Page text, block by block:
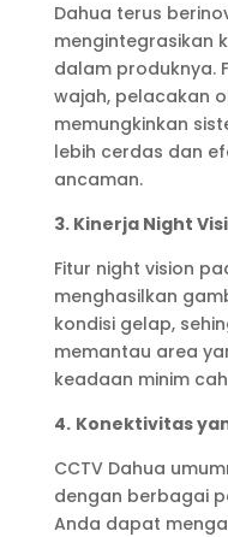
Dahua terus
mengintegrasikan
dalam produknya.
wajah, pelacakan
memungkinkan
lebih cerdas dan
ancaman.
3. Kinerja Night
Fitur night vision
menghasilkan
kondisi gelap,
memantau area
keadaan minim
4. Konektivitas
CCTV Dahua
dengan berbagai
Anda dapat